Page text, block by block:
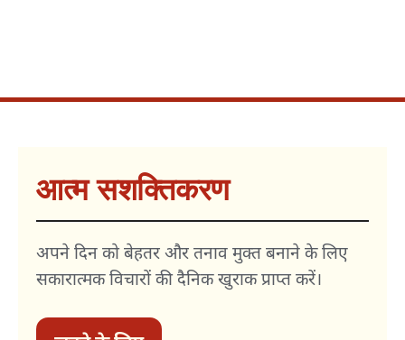
आत्म सशक्तिकरण
अपने दिन को बेहतर और तनाव मुक्त बनाने के लिए
सकारात्मक विचारों की दैनिक खुराक प्राप्त करें।